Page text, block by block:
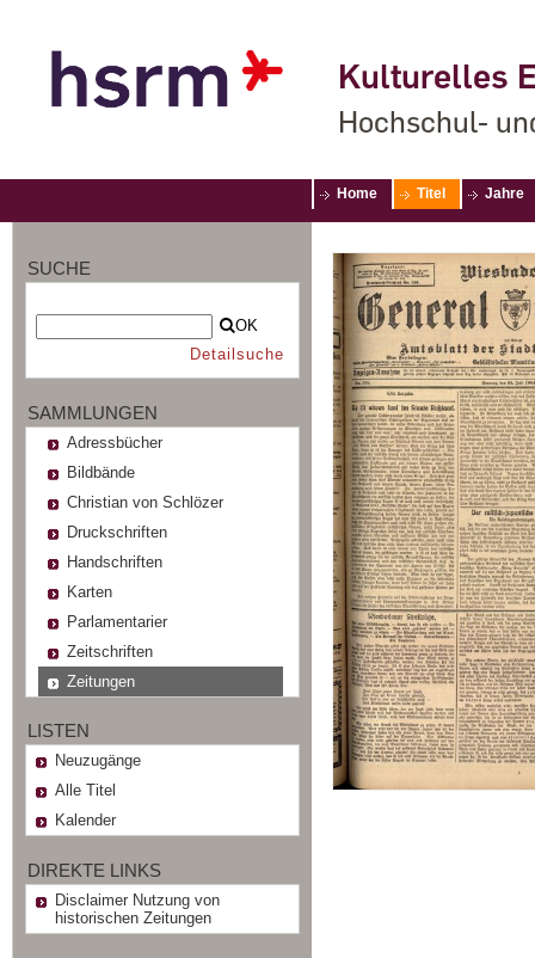
Kulturelles
Hochschul-
Home Titel Jahre
SUCHE
OK
Detailsuche
SAMMLUNGEN
Adressbücher
Bildbände
Christian von Schlözer
Druckschriften
Handschriften
Karten
Parlamentarier
Zeitschriften
Zeitungen
LISTEN
Neuzugänge
Alle Titel
Kalender
DIREKTE LINKS
Disclaimer Nutzung von
historischen Zeitungen